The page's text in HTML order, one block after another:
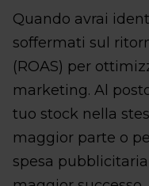
Quando avrai
soffermati sul
(ROAS) per
marketing. Al
tuo stock nella
maggior parte o
spesa